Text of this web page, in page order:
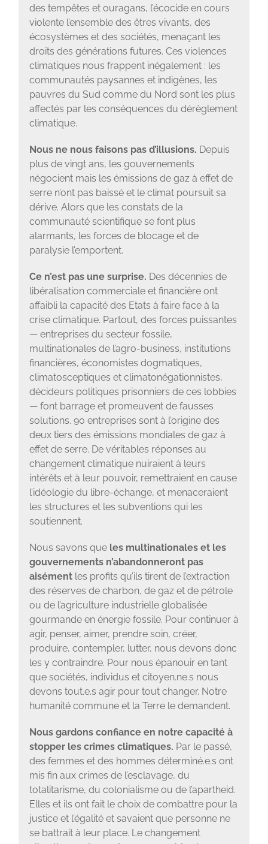
des tempêtes et ouragans, l’écocide en cours
violente l’ensemble des êtres vivants, des
écosystèmes et des sociétés, menaçant les
droits des générations futures. Ces violences
climatiques nous frappent inégalement : les
communautés paysannes et indigènes, les
pauvres du Sud comme du Nord sont les plus
affectés par les conséquences du dérèglement
climatique.
Nous ne nous faisons pas d’illusions. Depuis
plus de vingt ans, les gouvernements
négocient mais les émissions de gaz à effet de
serre n’ont pas baissé et le climat poursuit sa
dérive. Alors que les constats de la
communauté scientifique se font plus
alarmants, les forces de blocage et de
paralysie l’emportent.
Ce n’est pas une surprise. Des décennies de
libéralisation commerciale et financière ont
affaibli la capacité des Etats à faire face à la
crise climatique. Partout, des forces puissantes
— entreprises du secteur fossile,
multinationales de l’agro-business, institutions
financières, économistes dogmatiques,
climatosceptiques et climatonégationnistes,
décideurs politiques prisonniers de ces lobbies
— font barrage et promeuvent de fausses
solutions. 90 entreprises sont à l’origine des
deux tiers des émissions mondiales de gaz à
effet de serre. De véritables réponses au
changement climatique nuiraient à leurs
intérêts et à leur pouvoir, remettraient en cause
l’idéologie du libre-échange, et menaceraient
les structures et les subventions qui les
soutiennent.
Nous savons queles multinationales et les
gouvernements n’abandonneront pas
aisément les profits qu’ils tirent de l’extraction
des réserves de charbon, de gaz et de pétrole
ou de l’agriculture industrielle globalisée
gourmande en énergie fossile. Pour continuer à
agir, penser, aimer, prendre soin, créer,
produire, contempler, lutter, nous devons donc
les y contraindre. Pour nous épanouir en tant
que sociétés, individus et citoyen.ne.s nous
devons tout.e.s agir pour tout changer. Notre
humanité commune et la Terre le demandent.
Nous gardons confiance en notre capacité à
stopper les crimes climatiques. Par le passé,
des femmes et des hommes déterminé.e.s ont
mis fin aux crimes de l’esclavage, du
totalitarisme, du colonialisme ou de l’apartheid.
Elles et ils ont fait le choix de combattre pour la
justice et l’égalité et savaient que personne ne
se battrait à leur place. Le changement